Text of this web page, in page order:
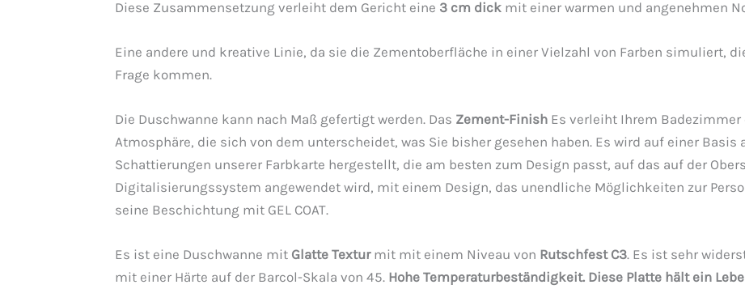
Diese Zusammensetzung verleiht dem Gericht eine 3 cm dick mit einer warmen und angenehmen
Eine andere und kreative Linie, da sie die Zementoberfläche in einer Vielzahl von Farben simuliert,
Frage kommen.
Die Duschwanne kann nach Maß gefertigt werden. Das Zement-Finish Es verleiht Ihrem
Atmosphäre, die sich von dem unterscheidet, was Sie bisher gesehen haben. Es wird auf einer Basis
Schattierungen unserer Farbkarte hergestellt, die am besten zum Design passt, auf das auf der
Digitalisierungssystem angewendet wird, mit einem Design, das unendliche Möglichkeiten zur
seine Beschichtung mit GEL COAT.
Es ist eine Duschwanne mit Glatte Texturmit mit einem Niveau von Rutschfest C3. Es ist sehr
mit einer Härte auf der Barcol-Skala von 45. Hohe Temperaturbeständigkeit. Diese Platte hält ein